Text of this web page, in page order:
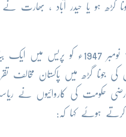
گڑھ ہو یا حیدر آباد ، بھارت
وزیراعظم لیاقت علی خان نے 16
جونا گڑھ میں پاکستان مخالف
حکومت کی کاروائیوں نے
ہوئے کہا کہ: